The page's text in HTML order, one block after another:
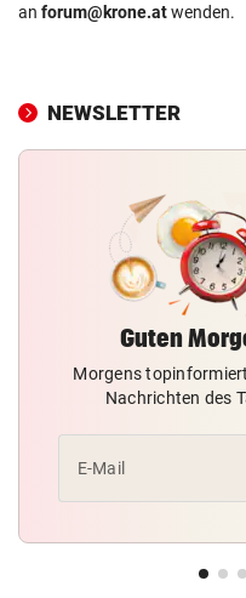
an forum@krone.atwenden.
NEWSLETTER
Guten
Morgens
Nachrichten des
E-Mail